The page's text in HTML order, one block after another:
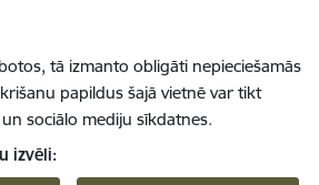
tā izmanto obligāti nepieciešamās
papildus šajā vietnē var tikt
sociālo mediju sīkdatnes.
izvēli: